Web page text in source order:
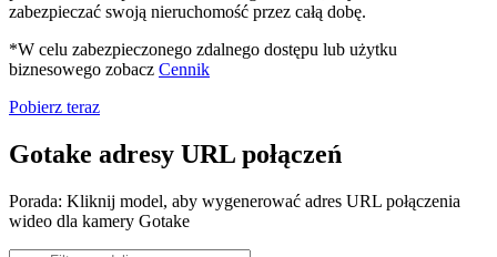
zabezpieczać swoją nieruchomość przez całą dobę.
*W celu zabezpieczonego zdalnego dostępu lub użytku
biznesowego zobacz Cennik
Pobierz teraz
Gotake adresy URL połączeń
Porada: Kliknij model, aby wygenerować adres URL połączenia
wideo dla kamery Gotake